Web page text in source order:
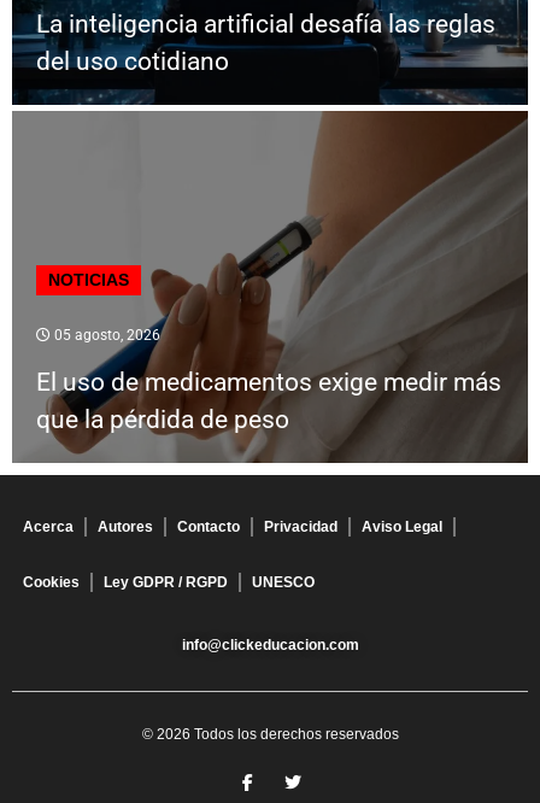
La inteligencia artificial desafía las reglas
del uso cotidiano
NOTICIAS
05 agosto, 2026
El uso de medicamentos exige medir más
que la pérdida de peso
Acerca Autores Contacto Privacidad Aviso Legal
Cookies Ley GDPR / RGPD UNESCO
info@clickeducacion.com
© 2026 Todos los derechos reservados